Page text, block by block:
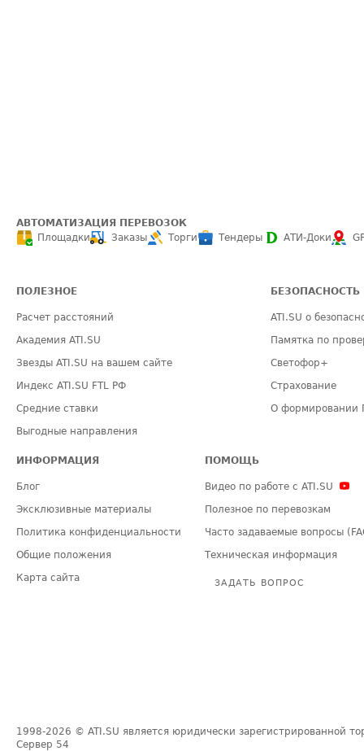
АВТОМАТИЗАЦИЯ ПЕРЕВОЗОК
Площадки
Заказы Торги Тендеры АТИ-Доки
ПОЛЕЗНОЕ
Расчет расстояний
Академия ATI.SU
Звезды ATI.SU на вашем сайте
Индекс ATI.SU FTL РФ
Средние ставки
Выгодные направления
БЕЗОПАСНОСТЬ
ATI.SU о
Памятка по
Светофор+
Страхование
О формировании
ИНФОРМАЦИЯ
Блог
Эксклюзивные материалы
Политика конфиденциальности
Общие положения
Карта сайта
ПОМОЩЬ
Видео по работе с ATI.SU
Полезное по перевозкам
Часто задаваемые вопросы
Техническая информация
ЗАДАТЬ ВОПРОС
1998-2026 © ATI.SU является юридически зарегистрированной
Сервер 54